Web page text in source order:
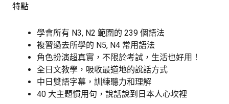
特點
學會所有 N3, N2 範圍的 239 個語法
複習過去所學的 N5, N4 常用語法
角色扮演超真實，不限於考試，生活也好用！
全日文教學，吸收最道地的說話方式
中日雙語字幕，訓練聽力和理解
40 大主題慣用句，說話說到日本人心坎裡